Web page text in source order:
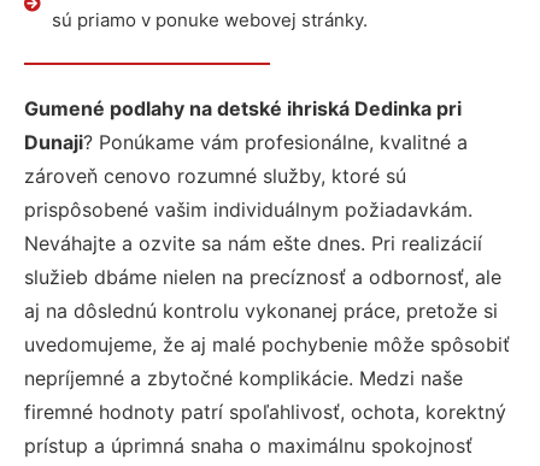
sú priamo v ponuke webovej stránky.
Gumené podlahy na detské ihriská Dedinka pri
Dunaji? Ponúkame vám profesionálne, kvalitné a
zároveň cenovo rozumné služby, ktoré sú
prispôsobené vašim individuálnym požiadavkám.
Neváhajte a ozvite sa nám ešte dnes. Pri realizácií
služieb dbáme nielen na precíznosť a odbornosť, ale
aj na dôslednú kontrolu vykonanej práce, pretože si
uvedomujeme, že aj malé pochybenie môže spôsobiť
nepríjemné a zbytočné komplikácie. Medzi naše
firemné hodnoty patrí spoľahlivosť, ochota, korektný
prístup a úprimná snaha o maximálnu spokojnosť